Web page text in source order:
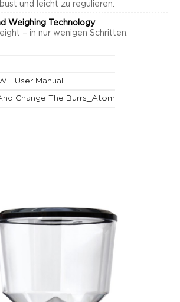
und leicht zu regulieren.
Weighing Technology
– in nur wenigen Schritten.
- User Manual
Change The Burrs_Atom